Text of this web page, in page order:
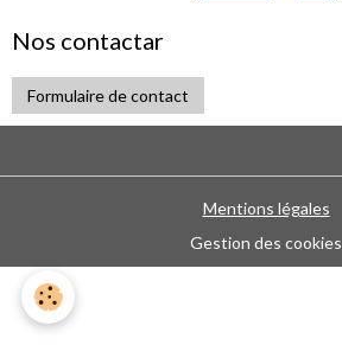
Nos contactar
Formulaire de contact
Mentions légales
Gestion des cookies